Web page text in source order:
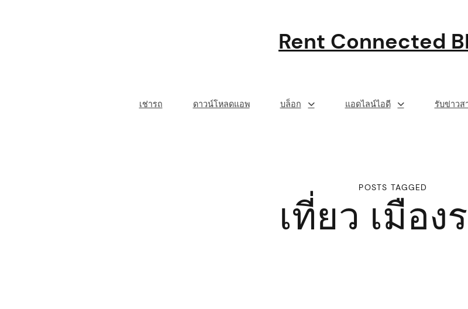
Rent Connected
เช่ารถ ดาวน์โหลดแอพ บล็อก แอดไลน์ไอดี รับข่าวส
POSTS TAGGED
เที่ยว เมือง